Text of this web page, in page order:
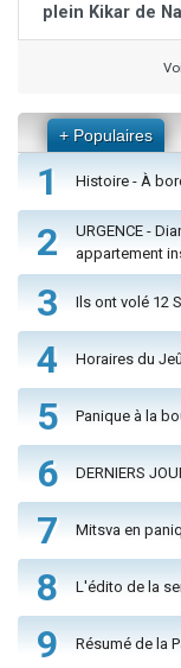
plein Kikar de
+ Populaires
1 Histoire - À
2
URGENCE -
appartement
3 Ils ont volé 12
4 Horaires du
5 Panique à la
6 DERNIERS
7 Mitsva en
8 L'édito de la
9 Résumé de la